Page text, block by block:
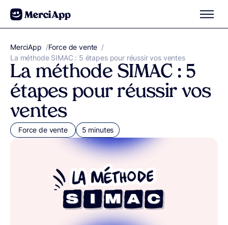
Aller au contenu
MerciApp correcteur orthographe
/Force de vente /
La méthode SIMAC : 5 étapes pour réussir vos ventes
La méthode SIMAC : 5
étapes pour réussir vos
ventes
Force de vente 5 minutes